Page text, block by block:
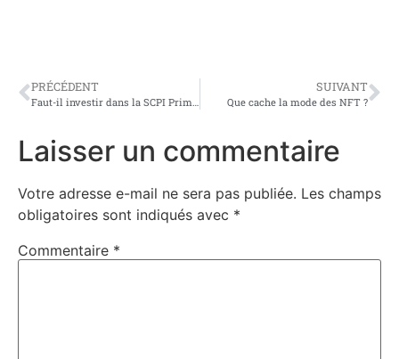
PRÉCÉDENT SUIVANT
Que cache la mode des NFT ?
Laisser un commentaire
Votre adresse e-mail ne sera pas publiée. Les champs
obligatoires sont indiqués avec *
Commentaire *